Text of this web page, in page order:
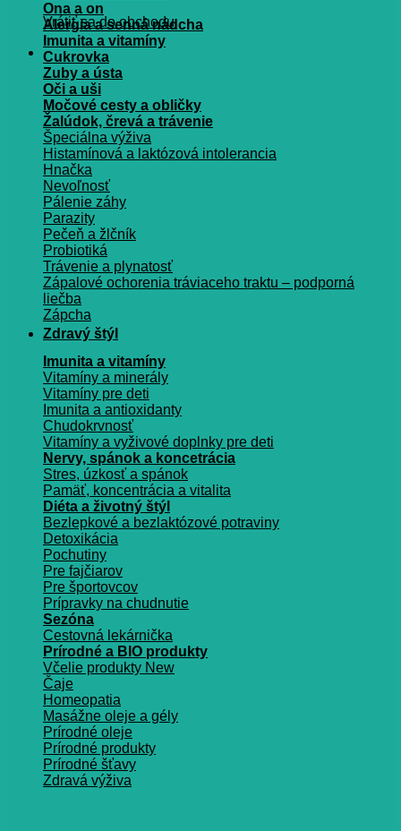
Vrátiť sa do obchodu
Ona a on
Alergia a senná nádcha
Imunita a vitamíny
Cukrovka
Zuby a ústa
Oči a uši
Močové cesty a obličky
Žalúdok, črevá a trávenie
Špeciálna výživa
Histamínová a laktózová intolerancia
Hnačka
Nevoľnosť
Pálenie záhy
Parazity
Pečeň a žlčník
Probiotiká
Trávenie a plynatosť
Zápalové ochorenia tráviaceho traktu – podporná
liečba
Zápcha
Zdravý štýl
Imunita a vitamíny
Vitamíny a minerály
Vitamíny pre deti
Imunita a antioxidanty
Chudokrvnosť
Vitamíny a vyživové doplnky pre deti
Nervy, spánok a koncetrácia
Stres, úzkosť a spánok
Pamäť, koncentrácia a vitalita
Diéta a životný štýl
Bezlepkové a bezlaktózové potraviny
Detoxikácia
Pochutiny
Pre fajčiarov
Pre športovcov
Prípravky na chudnutie
Sezóna
Cestovná lekárnička
Prírodné a BIO produkty
Včelie produkty
Čaje
Homeopatia
Masážne oleje a gély
Prírodné oleje
Prírodné produkty
Prírodné šťavy
Zdravá výživa